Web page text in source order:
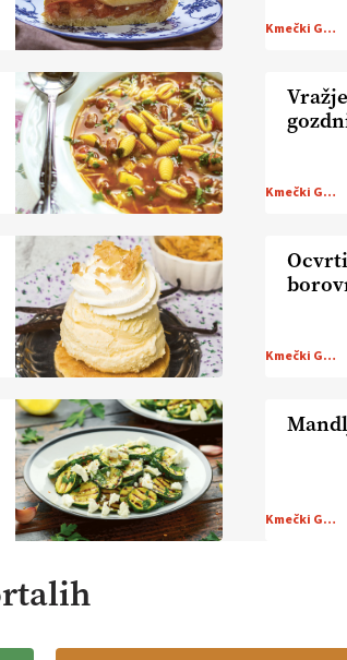
Kmečki Glas
Kmečki Glas
Kmečki Glas
Kmečki Glas